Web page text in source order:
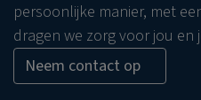
persoonlijke manier, met
dragen we zorg voor jou en
Neem contact op